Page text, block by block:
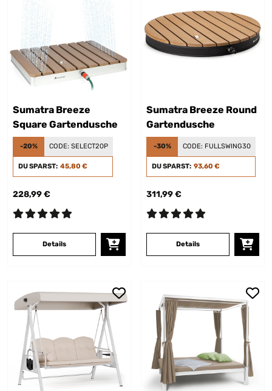
Sumatra Breeze
Square Gartendusche
-20% CODE: SELECT20P
DU SPARST: 45,80 €
228,99 €
Details
Sumatra Breeze Round
Gartendusche
-30% CODE: FULLSWING30
DU SPARST: 93,60 €
311,99 €
Details